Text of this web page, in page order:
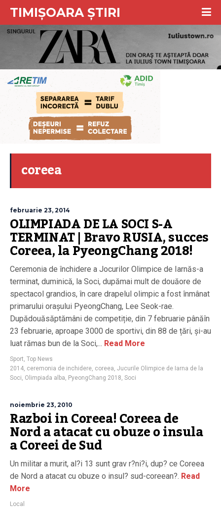
TIMIȘOARA ȘTIRI
coreea
februarie 23, 2014
OLIMPIADA DE LA SOCI S-A
TERMINAT | Bravo RUSIA, succes
Coreea, la PyeongChang 2018!
Ceremonia de închidere a Jocurilor Olimpice de Iarnăs-a
terminat, duminică, la Soci, dupămai mult de douăore de
spectacol grandios, în care drapelul olimpic a fost înmânat
primarului orașului PyeongChang, Lee Seok-rae.
Dupădouăsăptămâni de competiție, din 7 februarie pânăîn
23 februarie, aproape 3000 de sportivi, din 88 de țări, și-au
luat rămas bun de la Soci,... Read More
Sport, Top News
2014, ceremonia de inchidere, coreea, Jucurile Olimpice de Iarna de la
Soci, Olimpiada alba, PyeongChang 2018, Soci
noiembrie 23, 2010
Razboi in Coreea! Coreea de
Nord a atacat cu obuze o insula
a Coreei de Sud
Un militar a murit, al?i 13 sunt grav r?ni?i, dup? ce Coreea
de Nord a atacat cu obuze o insul? sud-coreean?. Read
More
Local